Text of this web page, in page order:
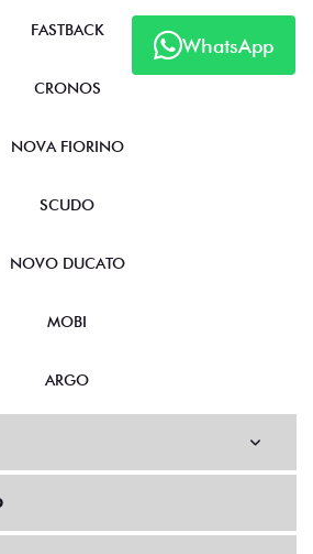
WhatsApp
FASTBACK
CRONOS
NOVA FIORINO
SCUDO
NOVO DUCATO
MOBI
ARGO